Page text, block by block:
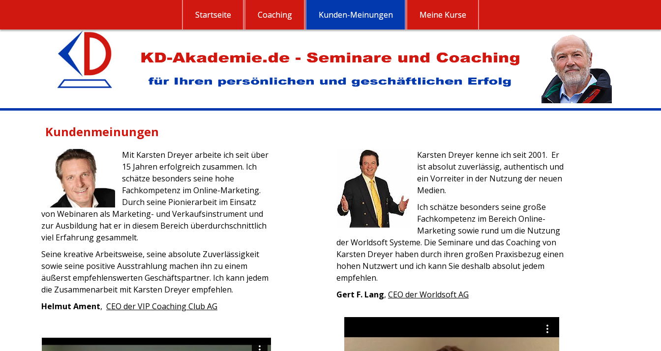
Startseite Coaching Kunden-Meinungen Meine Kurse
Kundenmeinungen
Mit Karsten Dreyer arbeite ich seit über
15 Jahren erfolgreich zusammen. Ich
schätze besonders seine hohe
Fachkompetenz im Online-Marketing.
Durch seine Pionierarbeit im Einsatz
von Webinaren als Marketing- und Verkaufsinstrument und
zur Ausbildung hat er in diesem Bereich überdurchschnittlich
viel Erfahrung gesammelt.
Seine kreative Arbeitsweise, seine absolute Zuverlässigkeit
sowie seine positive Ausstrahlung machen ihn zu einem
äußerst empfehlenswerten Geschäftspartner. Ich kann jedem
die Zusammenarbeit mit Karsten Dreyer empfehlen.
Helmut Ament, CEO der VIP Coaching Club AG
Karsten Dreyer kenne ich seit 2001. Er
ist absolut zuverlässig, authentisch und
ein Vorreiter in der Nutzung der neuen
Medien.
Ich schätze besonders seine große
Fachkompetenz im Bereich Online-
Marketing sowie rund um die Nutzung
der Worldsoft Systeme. Die Seminare und das Coaching von
Karsten Dreyer haben durch ihren großen Praxisbezug einen
hohen Nutzwert und ich kann Sie deshalb absolut jedem
empfehlen.
Gert F. Lang, CEO der Worldsoft AG